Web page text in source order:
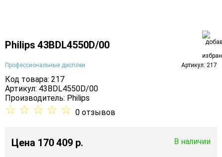
Philips 43BDL4550D/00
Профессиональные дисплеи Артикул: 217
Код товара: 217
Артикул: 43BDL4550D/00
Производитель: Philips
☆ ☆ ☆ ☆ ☆ 0 отзывов
Цена 170 409 p. В наличии